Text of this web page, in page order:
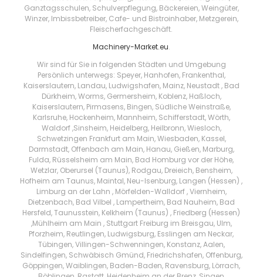
Ganztagsschulen, Schulverpflegung, Bäckereien, Weingüter,
Winzer, Imbissbetreiber, Cafe- und Bistroinhaber, Metzgerein,
Fleischerfachgeschäft.
Machinery-Market.eu.
Wir sind für Sie in folgenden Städten und Umgebung
Persönlich unterwegs: Speyer, Hanhofen, Frankenthal,
Kaiserslautern, Landau, Ludwigshafen, Mainz, Neustadt , Bad
Dürkheim, Worms, Germersheim, Koblenz, Haßloch,
Kaiserslautern, Pirmasens, Bingen, Südliche Weinstraße,
Karlsruhe, Hockenheim, Mannheim, Schifferstadt, Wörth,
Waldorf ,Sinsheim, Heidelberg, Heilbronn, Wiesloch,
Schwetzingen Frankfurt am Main, Wiesbaden, Kassel,
Darmstadt, Offenbach am Main, Hanau, Gießen, Marburg,
Fulda, Rüsselsheim am Main, Bad Homburg vor der Höhe,
Wetzlar, Oberursel (Taunus), Rodgau, Dreieich, Bensheim,
Hofheim am Taunus, Maintal, Neu-Isenburg, Langen (Hessen) ,
Limburg an der Lahn , Mörfelden-Walldorf , Viernheim,
Dietzenbach, Bad Vilbel , Lampertheim, Bad Nauheim, Bad
Hersfeld, Taunusstein, Kelkheim (Taunus) , Friedberg (Hessen)
,Mühlheim am Main , Stuttgart Freiburg im Breisgau, Ulm,
Pforzheim, Reutlingen, Ludwigsburg, Esslingen am Neckar,
Tübingen, Villingen-Schwenningen, Konstanz, Aalen,
Sindelfingen, Schwäbisch Gmünd, Friedrichshafen, Offenburg,
Göppingen, Waiblingen, Baden-Baden, Ravensburg, Lörrach,